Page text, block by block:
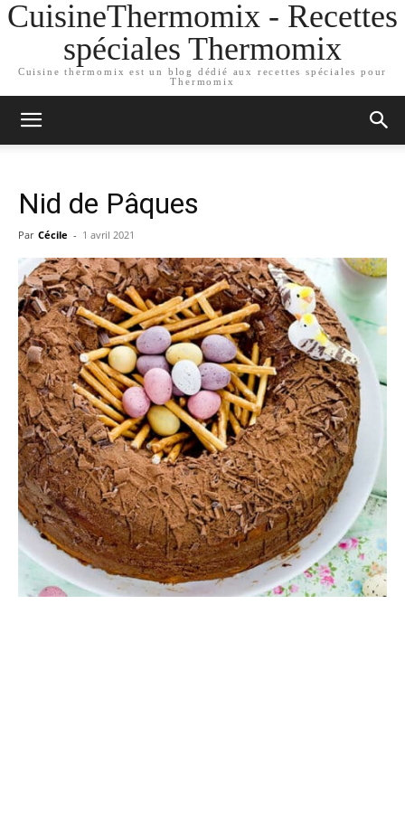
CuisineThermomix - Recettes
spéciales Thermomix
Cuisine thermomix est un blog dédié aux recettes spéciales pour
Thermomix
Nid de Pâques
Par Cécile - 1 avril 2021